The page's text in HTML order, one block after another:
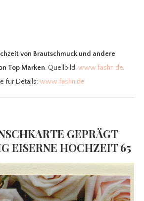
von Brautschmuck und andere
Top Marken. Quellbild:www.fashn.de.
für Details:www.fashn.de
GEPRÄGT
EISERNE HOCHZEIT 65